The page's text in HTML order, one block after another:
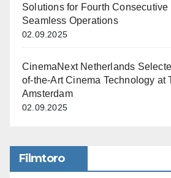
Solutions for Fourth Consecutive
Seamless Operations
02.09.2025
CinemaNext Netherlands
of-the-Art Cinema Technology at
Amsterdam
02.09.2025
Filmtoro